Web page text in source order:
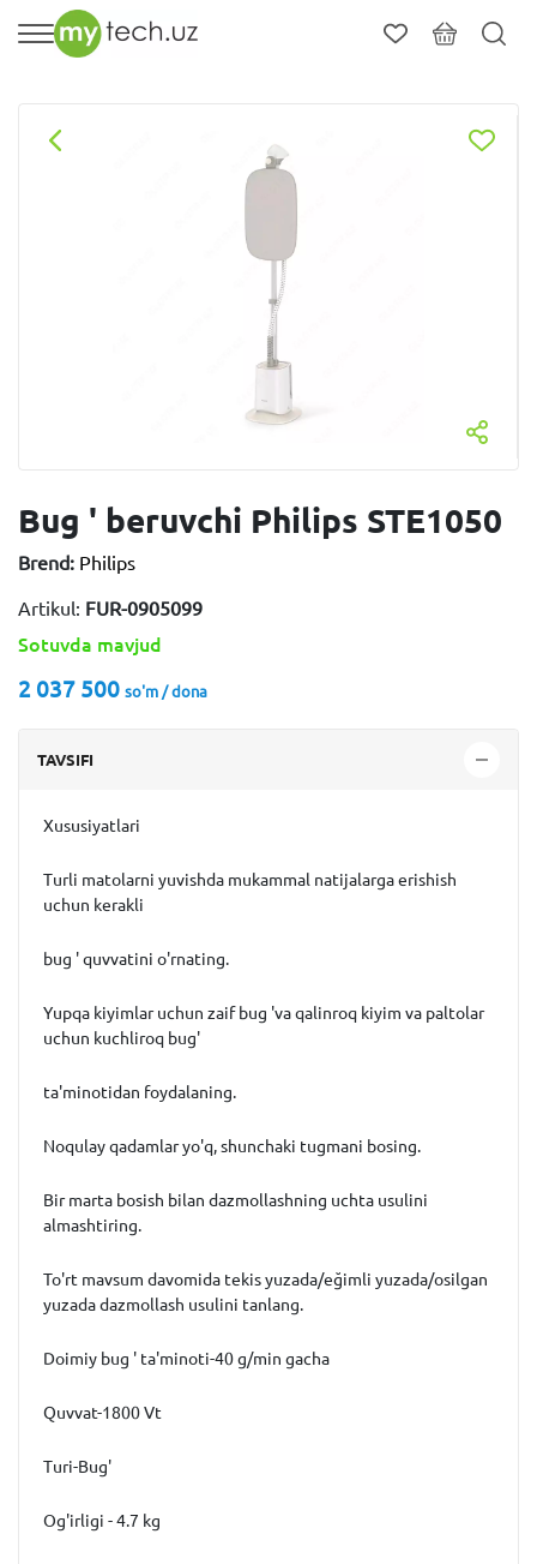
Bug ' beruvchi Philips STE1050
Brend: Philips
Artikul: FUR-0905099
Sotuvda mavjud
2 037 500 so'm / dona
TAVSIFI
Xususiyatlari
Turli matolarni yuvishda mukammal natijalarga erishish
uchun kerakli
bug ' quvvatini o'rnating.
Yupqa kiyimlar uchun zaif bug 'va qalinroq kiyim va paltolar
uchun kuchliroq bug'
ta'minotidan foydalaning.
Noqulay qadamlar yo'q, shunchaki tugmani bosing.
Bir marta bosish bilan dazmollashning uchta usulini
almashtiring.
To'rt mavsum davomida tekis yuzada/eğimli yuzada/osilgan
yuzada dazmollash usulini tanlang.
Doimiy bug ' ta'minoti-40 g/min gacha
Quvvat-1800 Vt
Turi-Bug'
Og'irligi - 4.7 kg